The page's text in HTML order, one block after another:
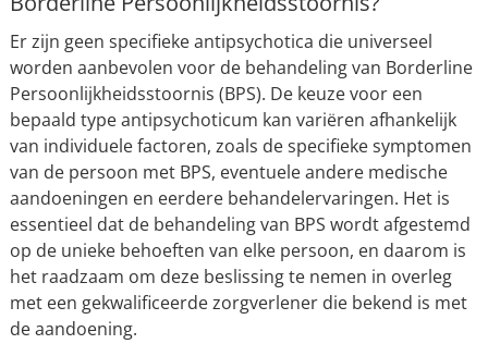
Er zijn geen specifieke antipsychotica die universeel
worden aanbevolen voor de behandeling van Borderline
Persoonlijkheidsstoornis (BPS). De keuze voor een
bepaald type antipsychoticum kan variëren afhankelijk
van individuele factoren, zoals de specifieke symptomen
van de persoon met BPS, eventuele andere medische
aandoeningen en eerdere behandelervaringen. Het is
essentieel dat de behandeling van BPS wordt afgestemd
op de unieke behoeften van elke persoon, en daarom is
het raadzaam om deze beslissing te nemen in overleg
met een gekwalificeerde zorgverlener die bekend is met
de aandoening.